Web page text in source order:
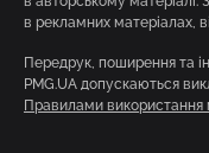
в рекламних матеріалах,
Передрук, поширення та
PMG.UA допускаються
Правилами використання